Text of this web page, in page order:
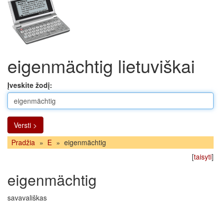
eigenmächtig lietuviškai
Įveskite žodį:
Versti >
Pradžia » E » eigenmächtig
[taisyti]
eigenmächtig
savavališkas